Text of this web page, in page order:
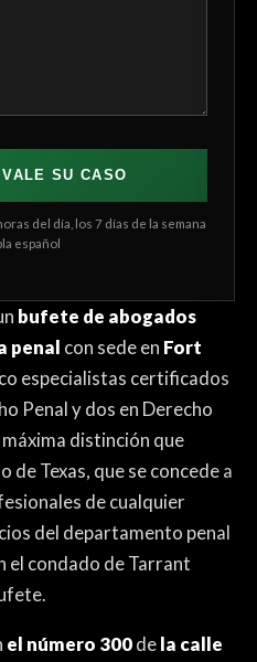
SU CASO
del día, los 7 días de la semana
español
bufete de abogados
penal con sede en Fort
especialistas certificados
Penal y dos en Derecho
distinción que
Texas, que se concede a
de cualquier
del departamento penal
el condado de Tarrant
el número 300dela calle